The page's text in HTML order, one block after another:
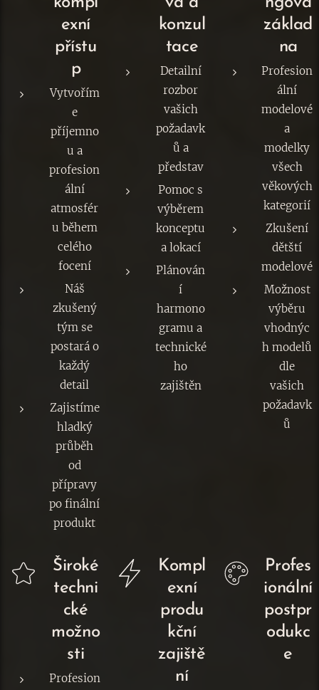
exní
přístu
p
Vytvořím
e
příjemno
u a
profesion
ální
atmosfér
u během
celého
focení
Náš
zkušený
tým se
postará o
každý
detail
Zajistíme
hladký
průběh
od
přípravy
po finální
produkt
konzul
tace
Detailní
rozbor
vašich
požadavk
ů a
představ
Pomoc s
výběrem
konceptu
a lokací
Plánován
í
harmono
gramu a
technické
ho
zajištěn
základ
na
Profesion
ální
modelové
a
modelky
všech
věkových
kategorií
Zkušení
dětští
modelové
Možnost
výběru
vhodnýc
h modelů
dle
vašich
požadavk
ů
Široké
techni
cké
možno
sti
Profesion
Kompl
exní
produ
kční
zajiště
ní
Profes
ionální
postpr
odukc
e